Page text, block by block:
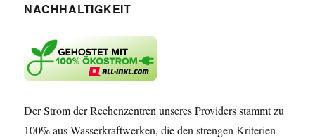
NACHHALTIGKEIT
Der Strom der Rechenzentren unseres Providers stammt zu
100% aus Wasserkraftwerken, die den strengen Kriterien